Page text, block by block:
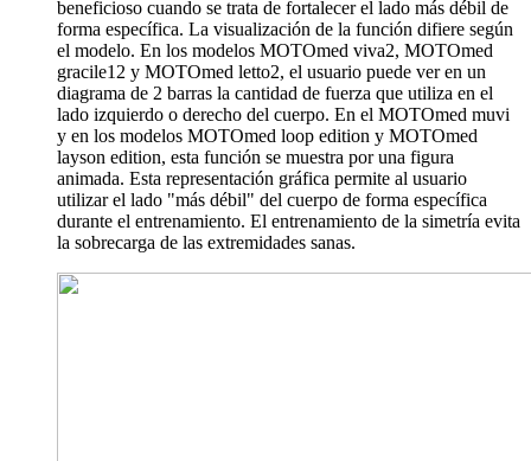
beneficioso cuando se trata de fortalecer el lado más débil de
forma específica. La visualización de la función difiere según
el modelo. En los modelos MOTOmed viva2, MOTOmed
gracile12 y MOTOmed letto2, el usuario puede ver en un
diagrama de 2 barras la cantidad de fuerza que utiliza en el
lado izquierdo o derecho del cuerpo. En el MOTOmed muvi
y en los modelos MOTOmed loop edition y MOTOmed
layson edition, esta función se muestra por una figura
animada. Esta representación gráfica permite al usuario
utilizar el lado "más débil" del cuerpo de forma específica
durante el entrenamiento. El entrenamiento de la simetría evita
la sobrecarga de las extremidades sanas.